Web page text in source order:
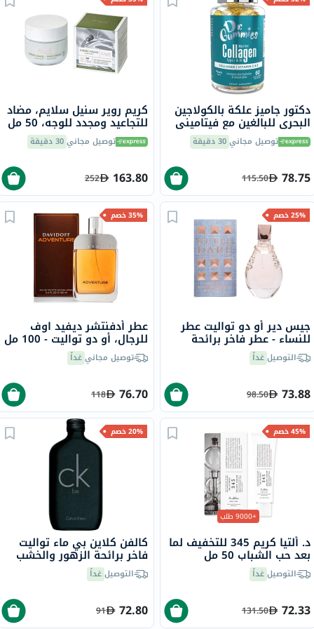
دكتور جاميز علكة بالكولاجين
البحري للبالغين مع فيتاميني
ج وهـ، حزمة من 60
توصيل مجاني30 دقيقة
78.75
115.50
كريم روير سنيل سلايم، مضاد
للتجاعيد ومجدد للوجه، 50 مل
توصيل مجاني30 دقيقة
163.80
252
25% خصم
جيس دير أو دو تواليت عطر
للنساء - عطر فاخر برائحة
المسك الزهري 100 مل
التوصيلغداً
73.88
98.50
35% خصم
عطر أدفنتشر ديفيد اوف
للرجال، أو دو تواليت - 100 مل
توصيل مجانيغداً
76.70
118
45% خصم
+9000 طلب
د. ألتيا كريم 345 للتخفيف لما
بعد حب الشباب 50 مل
التوصيلغداً
72.33
131.50
20% خصم
كالفن كلاين بي ماء تواليت
فاخر برائحة الزهور والخشب
100 ملالتوصيلغداً
72.80
91